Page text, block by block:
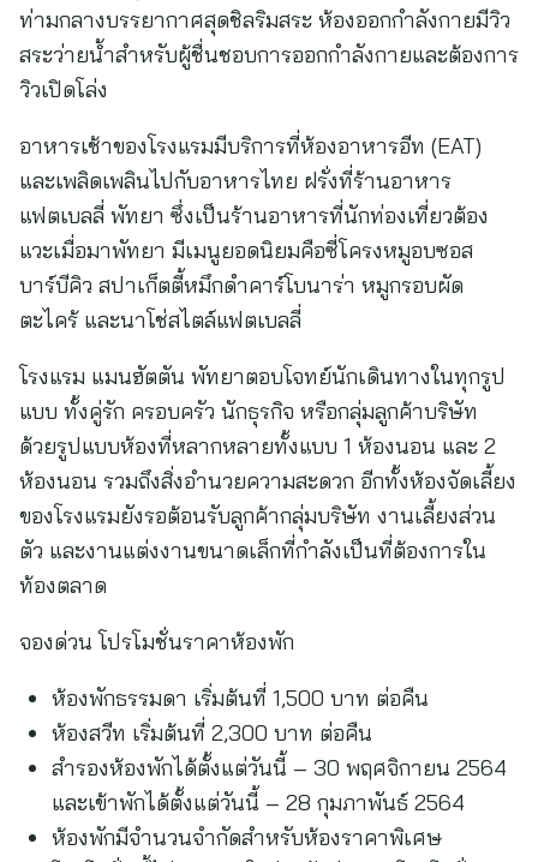
ท่ามกลางบรรยากาศสุดชิลริมสระ ห้องออกกำลังกายมีวิว
สระว่ายน้ำสำหรับผู้ชื่นชอบการออกกำลังกายและต้องการ
วิวเปิดโล่ง
อาหารเช้าของโรงแรมมีบริการที่ห้องอาหารอีท (EAT)
และเพลิดเพลินไปกับอาหารไทย ฝรั่งที่ร้านอาหาร
แฟตเบลลี่ พัทยา ซึ่งเป็นร้านอาหารที่นักท่องเที่ยวต้อง
แวะเมื่อมาพัทยา มีเมนูยอดนิยมคือซี่โครงหมูอบซอส
บาร์บีคิว สปาเก็ตตี้หมึกดำคาร์โบนาร่า หมูกรอบผัด
ตะไคร้ และนาโช่สไตล์แฟตเบลลี่
โรงแรม แมนฮัตตัน พัทยาตอบโจทย์นักเดินทางในทุกรูป
แบบ ทั้งคู่รัก ครอบครัว นักธุรกิจ หรือกลุ่มลูกค้าบริษัท
ด้วยรูปแบบห้องที่หลากหลายทั้งแบบ 1 ห้องนอน และ 2
ห้องนอน รวมถึงสิ่งอำนวยความสะดวก อีกทั้งห้องจัดเลี้ยง
ของโรงแรมยังรอต้อนรับลูกค้ากลุ่มบริษัท งานเลี้ยงส่วน
ตัว และงานแต่งงานขนาดเล็กที่กำลังเป็นที่ต้องการใน
ท้องตลาด
จองด่วน โปรโมชั่นราคาห้องพัก
ห้องพักธรรมดา เริ่มต้นที่ 1,500 บาท ต่อคืน
ห้องสวีท เริ่มต้นที่ 2,300 บาท ต่อคืน
สำรองห้องพักได้ตั้งแต่วันนี้ – 30 พฤศจิกายน 2564
และเข้าพักได้ตั้งแต่วันนี้ – 28 กุมภาพันธ์ 2564
ห้องพักมีจำนวนจำกัดสำหรับห้องราคาพิเศษ